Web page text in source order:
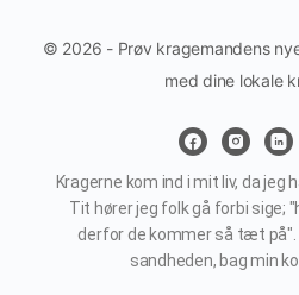
© 2026 - Prøv kragemandens
med dine lokale
Kragerne kom ind i mit liv, da jeg
Tit hører jeg folk gå forbi sige;
derfor de kommer så tæt på".
sandheden, bag min